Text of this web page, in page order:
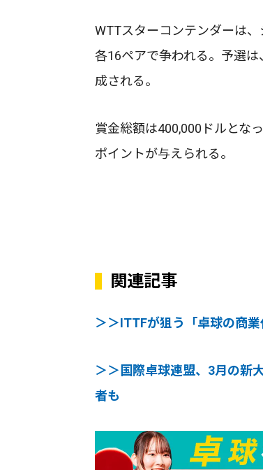
WTTスターコンテンダーは
各16ペアで争われる。予選
成される。
賞金総額は400,000ドルとな
ポイントが与えられる。
関連記事
＞＞ITTFが狙う「卓球の商
＞＞国際卓球連盟、3月の新
者も